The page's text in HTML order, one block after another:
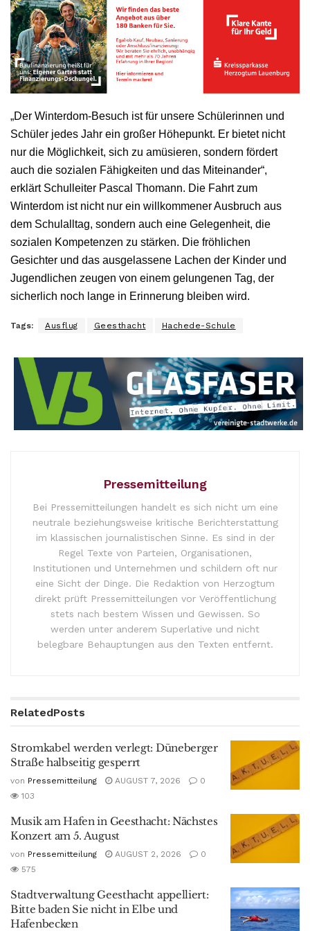
„Der Winterdom-Besuch ist für unsere Schülerinnen und
Schüler jedes Jahr ein großer Höhepunkt. Er bietet nicht
nur die Möglichkeit, sich zu amüsieren, sondern fördert
auch die sozialen Fähigkeiten und das Miteinander“,
erklärt Schulleiter Pascal Thomann. Die Fahrt zum
Winterdom ist nicht nur ein willkommener Ausbruch aus
dem Schulalltag, sondern auch eine Gelegenheit, die
sozialen Kompetenzen zu stärken. Die fröhlichen
Gesichter und das ausgelassene Lachen der Kinder und
Jugendlichen zeugen von einem gelungenen Tag, der
sicherlich noch lange in Erinnerung bleiben wird.
Tags: Ausflug Geesthacht Hachede-Schule
Pressemitteilung
Bei Pressemitteilungen handelt es sich nicht um eine
neutrale beziehungsweise kritische Berichterstattung
im klassischen journalistischen Sinne. Es sind in der
Regel Texte von Parteien, Organisationen,
Institutionen und Unternehmen und schildern oft nur
eine Sicht der Dinge. Die Redaktion von Herzogtum
direkt prüft Pressemitteilungen vor Veröffentlichung
stets nach bestem Wissen und Gewissen. So
werden unter anderem Superlative und nicht
belegbare Behauptungen aus den Texten entfernt.
RelatedPosts
Stromkabel werden verlegt: Düneberger
Straße halbseitig gesperrt
von Pressemitteilung AUGUST 7, 2026
0
103
Musik am Hafen in Geesthacht: Nächstes
Konzert am 5. August
von Pressemitteilung AUGUST 2, 2026
0
575
Stadtverwaltung Geesthacht appelliert:
Bitte baden Sie nicht in Elbe und
Hafenbecken